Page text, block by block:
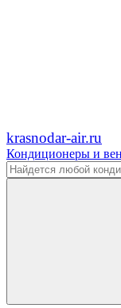
krasnodar-air.ru
Кондиционеры и